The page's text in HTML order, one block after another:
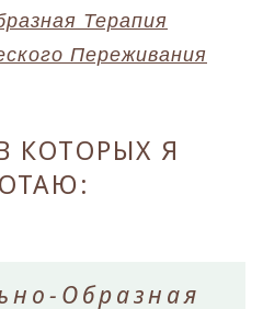
Терапия
Переживания
КОТОРЫХ Я
Образная